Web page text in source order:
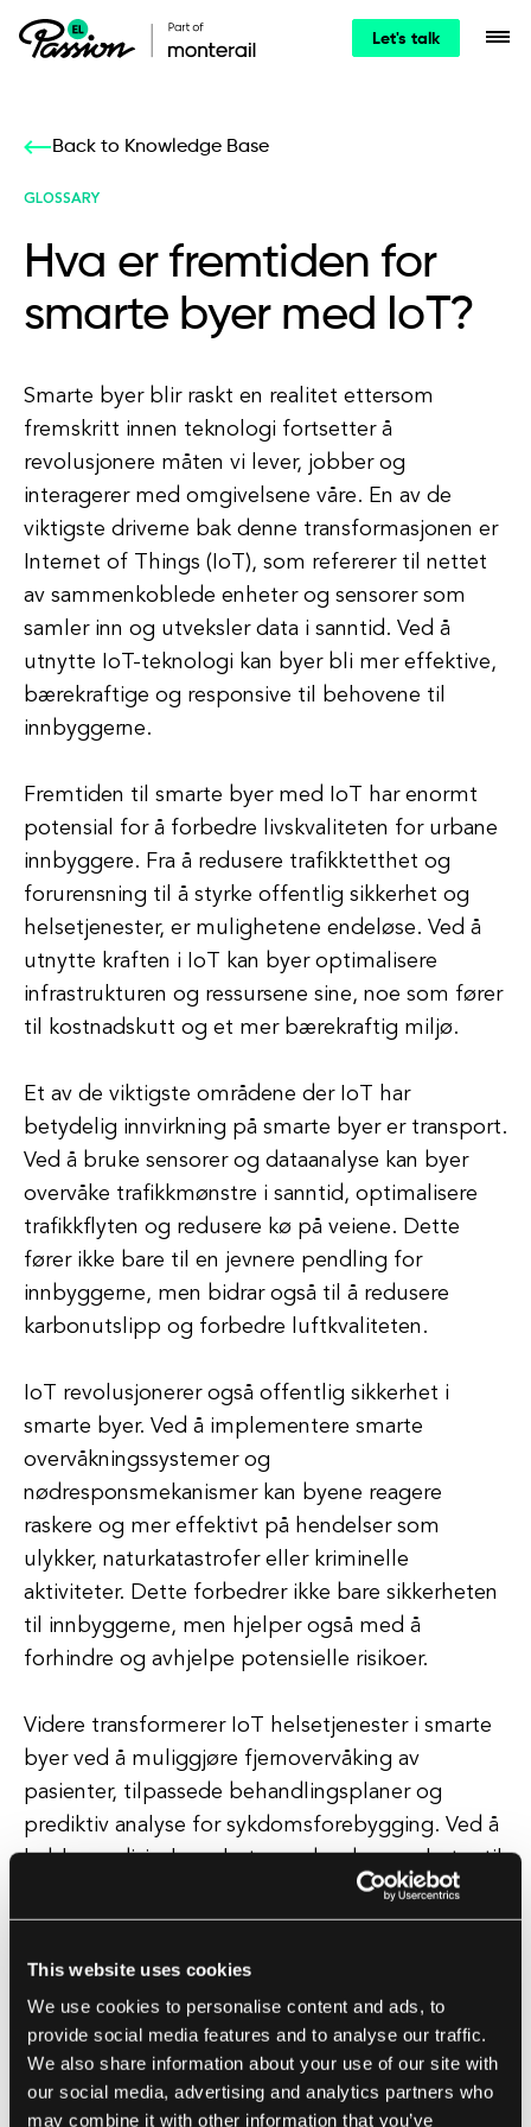
This website uses cookies
We use cookies to personalise content and ads, to
provide social media features and to analyse our traffic.
We also share information about your use of our site with
our social media, advertising and analytics partners who
may combine it with other information that you’ve
Let's talk
Back to Knowledge Base
GLOSSARY
Hva er fremtiden for
smarte byer med IoT?
Smarte byer blir raskt en realitet ettersom
fremskritt innen teknologi fortsetter å
revolusjonere måten vi lever, jobber og
interagerer med omgivelsene våre. En av de
viktigste driverne bak denne transformasjonen er
Internet of Things (IoT), som refererer til nettet
av sammenkoblede enheter og sensorer som
samler inn og utveksler data i sanntid. Ved å
utnytte IoT-teknologi kan byer bli mer effektive,
bærekraftige og responsive til behovene til
innbyggerne.
Fremtiden til smarte byer med IoT har enormt
potensial for å forbedre livskvaliteten for urbane
innbyggere. Fra å redusere trafikktetthet og
forurensning til å styrke offentlig sikkerhet og
helsetjenester, er mulighetene endeløse. Ved å
utnytte kraften i IoT kan byer optimalisere
infrastrukturen og ressursene sine, noe som fører
til kostnadskutt og et mer bærekraftig miljø.
Et av de viktigste områdene der IoT har
betydelig innvirkning på smarte byer er transport.
Ved å bruke sensorer og dataanalyse kan byer
overvåke trafikkmønstre i sanntid, optimalisere
trafikkflyten og redusere kø på veiene. Dette
fører ikke bare til en jevnere pendling for
innbyggerne, men bidrar også til å redusere
karbonutslipp og forbedre luftkvaliteten.
IoT revolusjonerer også offentlig sikkerhet i
smarte byer. Ved å implementere smarte
overvåkningssystemer og
nødresponsmekanismer kan byene reagere
raskere og mer effektivt på hendelser som
ulykker, naturkatastrofer eller kriminelle
aktiviteter. Dette forbedrer ikke bare sikkerheten
til innbyggerne, men hjelper også med å
forhindre og avhjelpe potensielle risikoer.
Videre transformerer IoT helsetjenester i smarte
byer ved å muliggjøre fjernovervåking av
pasienter, tilpassede behandlingsplaner og
prediktiv analyse for sykdomsforebygging. Ved å
koble medisinske enheter og bærbare enheter til
et nettverk kan helsepersonell spore pasientdata
i sanntid og gripe inn proaktivt for å forbedre
helseutfall.
I tillegg til transport, offentlig sikkerhet og
helsevesen, blir IoT også utnyttet i smarte byer
for å forbedre energieffektivitet,